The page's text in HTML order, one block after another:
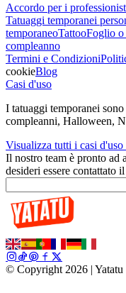
Accordo per i
Tatuaggi temporanei
temporaneoTattooFoglio
compleanno
Termini e Condizioni
cookieBlog
Casi d'uso
I tatuaggi temporanei
compleanni, Halloween,
Visualizza tutti i casi
Il nostro team è pronto ad
desideri essere contattato
© Copyright 2026 | Yatatu